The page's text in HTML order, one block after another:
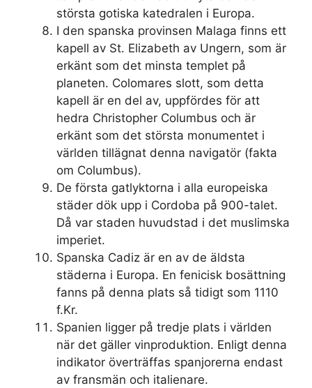
största gotiska katedralen i Europa.
I den spanska provinsen Malaga finns ett
kapell av St. Elizabeth av Ungern, som är
erkänt som det minsta templet på
planeten. Colomares slott, som detta
kapell är en del av, uppfördes för att
hedra Christopher Columbus och är
erkänt som det största monumentet i
världen tillägnat denna navigatör (fakta
om Columbus).
De första gatlyktorna i alla europeiska
städer dök upp i Cordoba på 900-talet.
Då var staden huvudstad i det muslimska
imperiet.
Spanska Cadiz är en av de äldsta
städerna i Europa. En fenicisk bosättning
fanns på denna plats så tidigt som 1110
f.Kr.
Spanien ligger på tredje plats i världen
när det gäller vinproduktion. Enligt denna
indikator överträffas spanjorerna endast
av fransmän och italienare.